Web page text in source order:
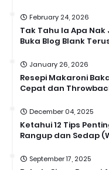
February 24, 2026
Tak Tahu la Apa Nak
Buka Blog Blank
January 26, 2026
Resepi Makaroni
Cepat dan
December 04, 2025
Ketahui 12 Tips
Rangup dan Sedap
September 17, 2025